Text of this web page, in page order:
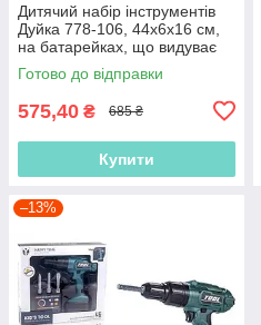
Дитячий набір інструментів
Дуйка 778-106, 44х6х16 см,
на батарейках, що видуває
повітря, захисту окуляри, звук
Готово до відправки
575,40 ₴ 685 ₴
Купити
–13%